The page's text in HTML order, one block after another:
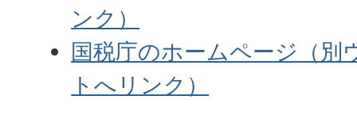
ンク）
国税庁のホームページ（別
トへリンク）